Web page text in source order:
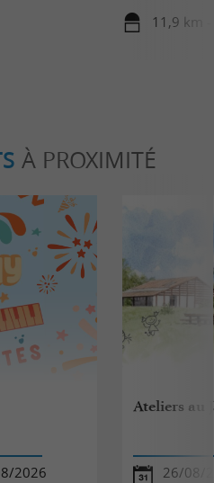
11,9 km
À PROXIMITÉ
2026
Ateliers au
26/08/